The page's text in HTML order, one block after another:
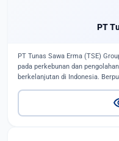
PT
PT Tunas Sawa Erma (TSE)
pada perkebunan dan
berkelanjutan di Indonesia.